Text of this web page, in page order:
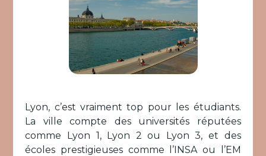
Lyon, c’est vraiment top pour les étudiants.
La ville compte des universités réputées
comme Lyon 1, Lyon 2 ou Lyon 3, et des
écoles prestigieuses comme l’INSA ou l’EM